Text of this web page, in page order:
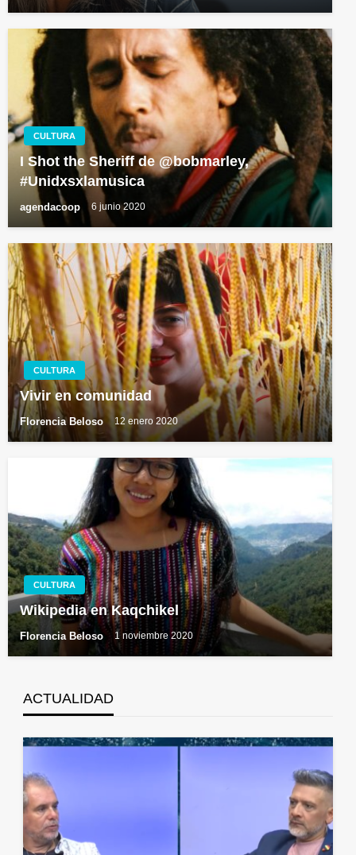
CULTURA
I Shot the Sheriff de @bobmarley,
#Unidxsxlamusica
agendacoop 6 junio 2020
CULTURA
Vivir en comunidad
Florencia Beloso 12 enero 2020
CULTURA
Wikipedia en Kaqchikel
Florencia Beloso 1 noviembre 2020
ACTUALIDAD